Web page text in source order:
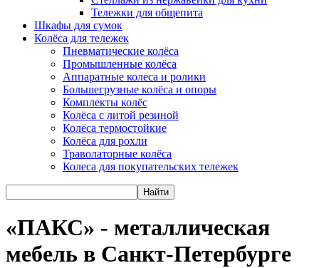
Тележки для общепита
Шкафы для сумок
Колёса для тележек
Пневматические колёса
Промышленные колёса
Аппаратные колеса и ролики
Большегрузные колёса и опоры
Комплекты колёс
Колёса с литой резиной
Колёса термостойкие
Колёса для рохли
Траволаторные колёса
Колеса для покупательских тележек
Найти
«ПАКС» - металлическая
мебель в Санкт-Петербурге